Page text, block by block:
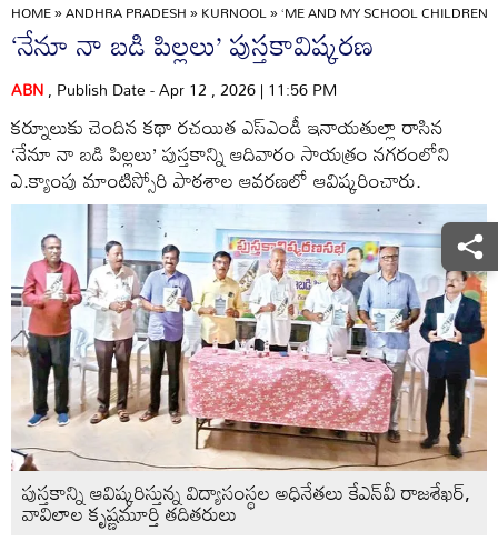
HOME»ANDHRA PRADESH»KURNOOL»‘ME AND MY SCHOOL
‘నేనూ నా బడి పిల్లలు’ పుస్తకావిష్కరణ
ABN, Publish Date - Apr 12 , 2026 | 11:56 PM
కర్నూలుకు చెందిన కథా రచయిత ఎస్‌ఎండీ ఇనాయతుల్లా రాసిన
‘నేనూ నా బడి పిల్లలు’ పుస్తకాన్ని ఆదివారం సాయత్రం నగరంలోని
ఎ.క్యాంపు మాంటిస్సోరి పాఠశాల ఆవరణలో ఆవిష్కరించారు.
పుస్తకాన్ని ఆవిష్కరిస్తున్న విద్యాసంస్థల అధినేతలు కేఎన్‌వీ రాజశేఖర్‌,
వావిలాల కృష్ణమూర్తి తదితరులు